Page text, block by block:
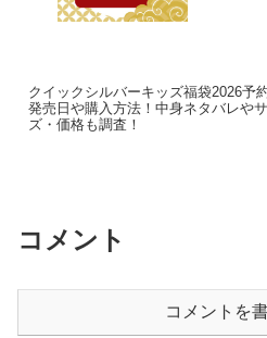
クイックシルバーキッズ福袋2026予
発売日や購入方法！中身ネタバレや
ズ・価格も調査！
コメント
コメントを